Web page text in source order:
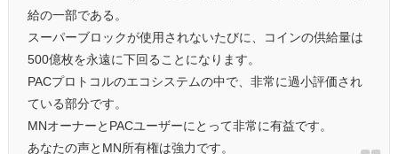
給の一部である。
スーパーブロックが使用されないたびに、コインの供給量は
500億枚を永遠に下回ることになります。
PACプロトコルのエコシステムの中で、非常に過小評価され
ている部分です。
MNオーナーとPACユーザーにとって非常に有益です。
あなたの声とMN所有権は強力です。